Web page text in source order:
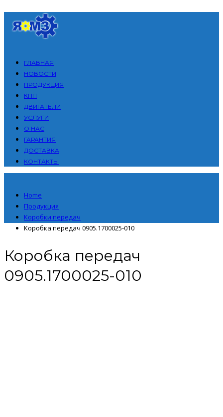
ГЛАВНАЯ
НОВОСТИ
ПРОДУКЦИЯ
КПП
ДВИГАТЕЛИ
УСЛУГИ
О НАС
ГАРАНТИЯ
ДОСТАВКА
КОНТАКТЫ
Home
Продукция
Коробки передач
Коробка передач 0905.1700025-010
Коробка передач
0905.1700025-010